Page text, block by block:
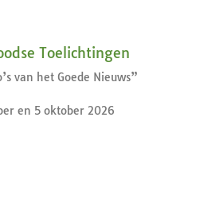
Toelichtingen
van het Goede Nieuws”
en 5 oktober 2026